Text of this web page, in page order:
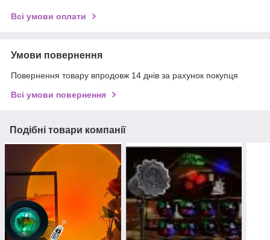
Всі умови оплати
Умови повернення
Повернення товару впродовж 14 днів за рахунок покупця
Всі умови повернення
Подібні товари компанії